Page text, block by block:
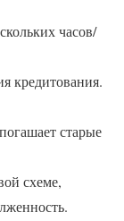
часов/
кредитования.
старые
схеме,